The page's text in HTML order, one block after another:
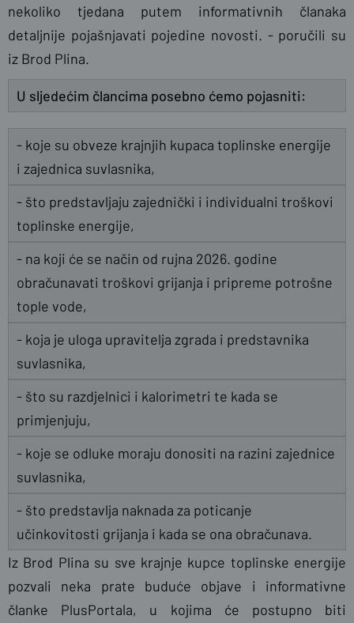
nekoliko tjedana putem informativnih članaka
detaljnije pojašnjavati pojedine novosti. - poručili su
iz Brod Plina.
U sljedećim člancima posebno ćemo pojasniti:
- koje su obveze krajnjih kupaca toplinske energije
i zajednica suvlasnika,
- što predstavljaju zajednički i individualni troškovi
toplinske energije,
- na koji će se način od rujna 2026. godine
obračunavati troškovi grijanja i pripreme potrošne
tople vode,
- koja je uloga upravitelja zgrada i predstavnika
suvlasnika,
- što su razdjelnici i kalorimetri te kada se
primjenjuju,
- koje se odluke moraju donositi na razini zajednice
suvlasnika,
- što predstavlja naknada za poticanje
učinkovitosti grijanja i kada se ona obračunava.
Iz Brod Plina su sve krajnje kupce toplinske energije
pozvali neka prate buduće objave i informativne
članke PlusPortala, u kojima će postupno biti